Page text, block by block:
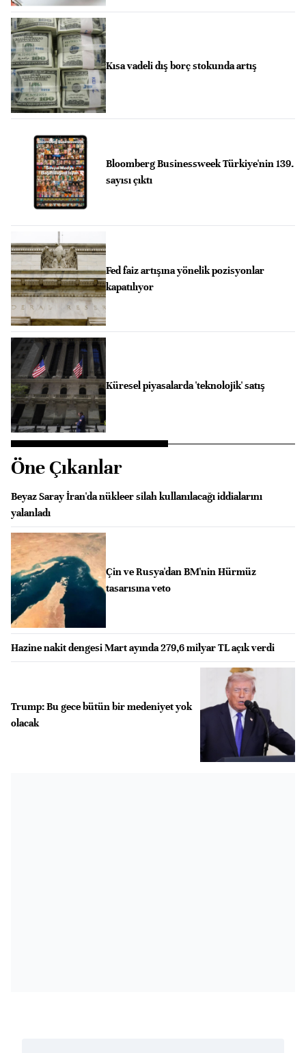
Kısa vadeli dış borç stokunda artış
Bloomberg Businessweek Türkiye'nin 139.
sayısı çıktı
Fed faiz artışına yönelik pozisyonlar
kapatılıyor
Küresel piyasalarda 'teknolojik' satış
Öne Çıkanlar
Beyaz Saray İran'da nükleer silah kullanılacağı iddialarını
yalanladı
Çin ve Rusya'dan BM'nin Hürmüz
tasarısına veto
Hazine nakit dengesi Mart ayında 279,6 milyar TL açık verdi
Trump: Bu gece bütün bir medeniyet yok
olacak